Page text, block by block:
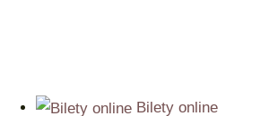
Bilety online